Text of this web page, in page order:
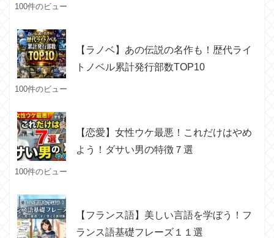
100件のビュー
【ラノベ】あの伝説の名作も！歴代ライ
トノベル累計発行部数TOP10
100件のビュー
【恋愛】女性ウケ最悪！これだけはやめ
よう！ダサい男の特徴７選
100件のビュー
【フランス語】美しい言語を学ぼう！フ
ランス語基礎フレーズ１１選